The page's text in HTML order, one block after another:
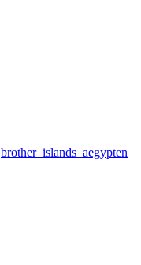
brother_islands_aegypten